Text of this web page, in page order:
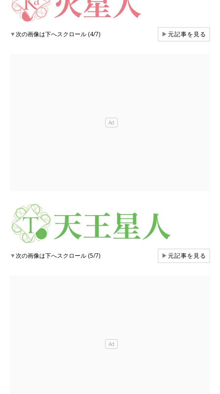
▼次の画像は下へスクロール (4/7) ▶元記事を見る
▼次の画像は下へスクロール (5/7) ▶元記事を見る